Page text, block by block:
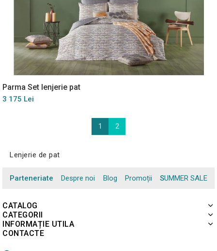
Parma Set lenjerie pat
3 175 Lei
1 2
Lenjerie de pat
Parteneriate Despre noi Blog Promoții SUMMER SALE
CATALOG
CATEGORII
INFORMAȚIE UTILA
CONTACTE